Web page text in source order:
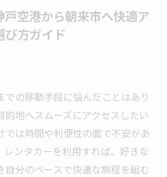
戸空港から朝来市へ快適ア
び方ガイド
の移動手段に悩んだことはあり
的地へスムーズにアクセスしたい
では時間や利便性の面で不安があ
レンタカーを利用すれば、好きな
自分のペースで快適な旅程を組む